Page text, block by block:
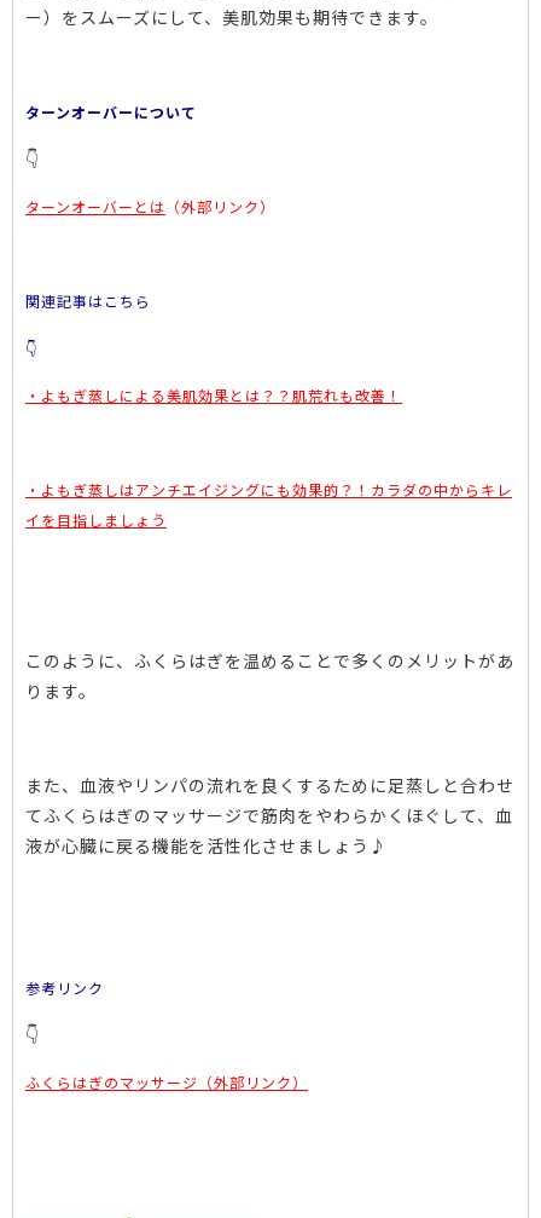
ー）をスムーズにして、美肌効果も期待できます。
ターンオーバーについて
👇
ターンオーバーとは （外部リンク）
関連記事はこちら
👇
・よもぎ蒸しによる美肌効果とは？？肌荒れも改善！
・よもぎ蒸しはアンチエイジングにも効果的？！カラダの中からキレ
イを目指しましょう
このように、ふくらはぎを温めることで多くのメリットがあ
ります。
また、血液やリンパの流れを良くするために足蒸しと合わせ
てふくらはぎのマッサージで筋肉をやわらかくほぐして、血
液が心臓に戻る機能を活性化させましょう♪
参考リンク
👇
ふくらはぎのマッサージ（外部リンク）